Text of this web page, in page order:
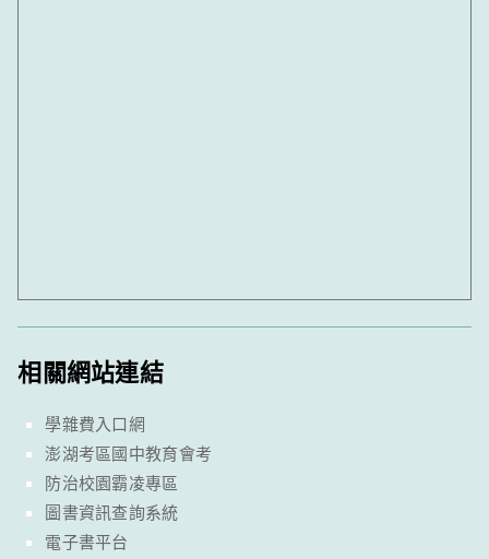
相關網站連結
學雜費入口網
澎湖考區國中教育會考
防治校園霸凌專區
圖書資訊查詢系統
電子書平台